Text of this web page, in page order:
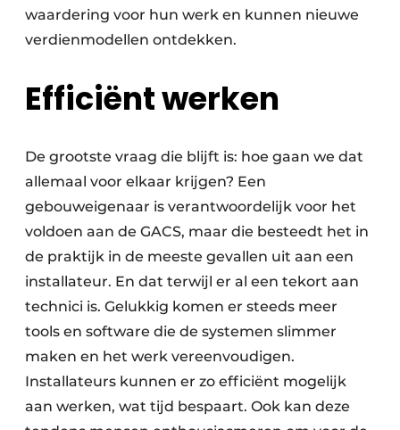
waardering voor hun werk en kunnen nieuwe
verdienmodellen ontdekken.
Efficiënt werken
De grootste vraag die blijft is: hoe gaan we dat
allemaal voor elkaar krijgen? Een
gebouweigenaar is verantwoordelijk voor het
voldoen aan de GACS, maar die besteedt het in
de praktijk in de meeste gevallen uit aan een
installateur. En dat terwijl er al een tekort aan
technici is. Gelukkig komen er steeds meer
tools en software die de systemen slimmer
maken en het werk vereenvoudigen.
Installateurs kunnen er zo efficiënt mogelijk
aan werken, wat tijd bespaart. Ook kan deze